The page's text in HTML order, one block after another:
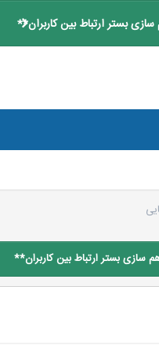
بستر ارتباط بین کاربران**
بستر ارتباط بین کاربران**